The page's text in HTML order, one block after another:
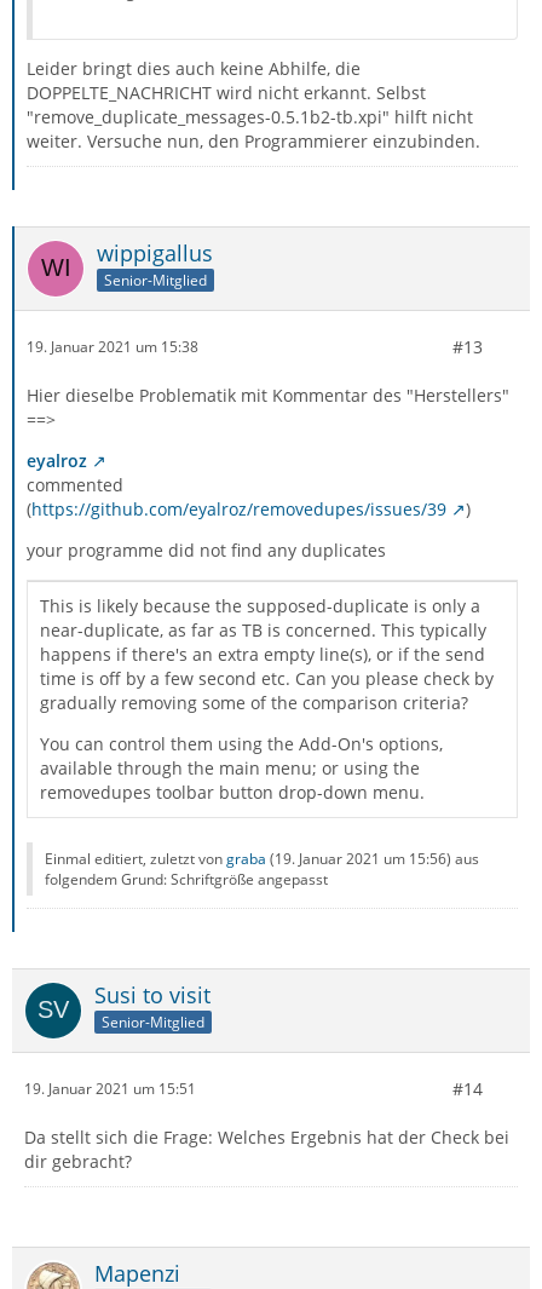
Leider bringt dies auch keine Abhilfe, die
DOPPELTE_NACHRICHT wird nicht erkannt. Selbst
"remove_duplicate_messages-0.5.1b2-tb.xpi" hilft nicht
weiter. Versuche nun, den Programmierer einzubinden.
wippigallus
Senior-Mitglied
19. Januar 2021 um 15:38 #13
Hier dieselbe Problematik mit Kommentar des "Herstellers"
==>
eyalroz
commented
(https://github.com/eyalroz/removedupes/issues/39
)
your programme did not find any duplicates
This is likely because the supposed-duplicate is only a
near-duplicate, as far as TB is concerned. This typically
happens if there's an extra empty line(s), or if the send
time is off by a few second etc. Can you please check by
gradually removing some of the comparison criteria?
You can control them using the Add-On's options,
available through the main menu; or using the
removedupes toolbar button drop-down menu.
Einmal editiert, zuletzt vongraba (19. Januar 2021 um 15:56) aus
folgendem Grund: Schriftgröße angepasst
Susi to visit
Senior-Mitglied
19. Januar 2021 um 15:51 #14
Da stellt sich die Frage: Welches Ergebnis hat der Check bei
dir gebracht?
Mapenzi